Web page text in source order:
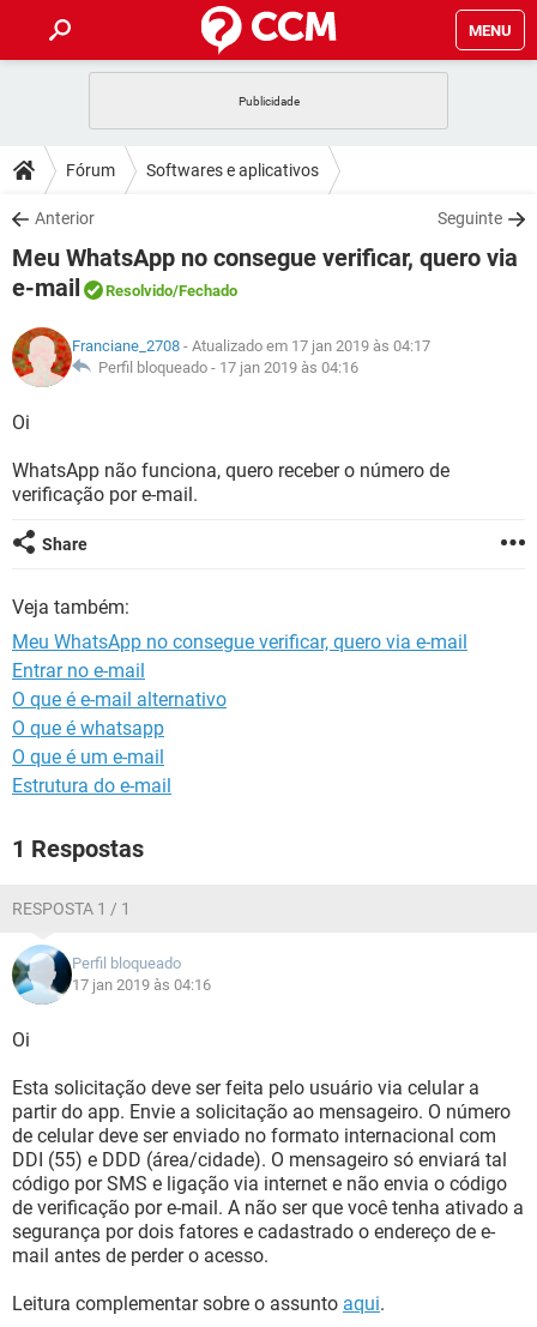
MENU
CELULAR FACEBOOK
OUTLOOK
INSTAGRAM GMAIL
GUIA DE COMPRAS
DICAS
JOGOS WHATSAPP
OUTLOOK
GUIA DE COMPRAS
DOWNLOADS
JOGOS WHATSAPP
CELULAR
OUTLOOK EXCEL
INSTAGRAM
GUIA DE COMPRAS
FÓRUM
CELULAR FACEBOOK
GUIA DE COMPRAS
GLOSSÁRIO
JOGOS
CELULAR
OUTLOOK EXCEL
INSTAGRAM
GUIA DE COMPRAS
Fórum Softwares e aplicativos
Anterior Seguinte
Meu WhatsApp no consegue verificar, quero via
e-mail
Resolvido/Fechado
Franciane_2708 - Atualizado em 17 jan 2019 às 04:17
Perfil bloqueado - 17 jan 2019 às 04:16
Oi
WhatsApp não funciona, quero receber o número de
verificação por e-mail.
Share
Veja também:
Meu WhatsApp no consegue verificar, quero via e-mail
Entrar no e-mail
O que é e-mail alternativo
O que é whatsapp
O que é um e-mail
Estrutura do e-mail
1 Respostas
RESPOSTA 1 / 1
Perfil bloqueado
17 jan 2019 às 04:16
Oi
Esta solicitação deve ser feita pelo usuário via celular a
partir do app. Envie a solicitação ao mensageiro. O número
de celular deve ser enviado no formato internacional com
DDI (55) e DDD (área/cidade). O mensageiro só enviará tal
código por SMS e ligação via internet e não envia o código
de verificação por e-mail. A não ser que você tenha ativado a
segurança por dois fatores e cadastrado o endereço de e-
mail antes de perder o acesso.
Leitura complementar sobre o assunto aqui.